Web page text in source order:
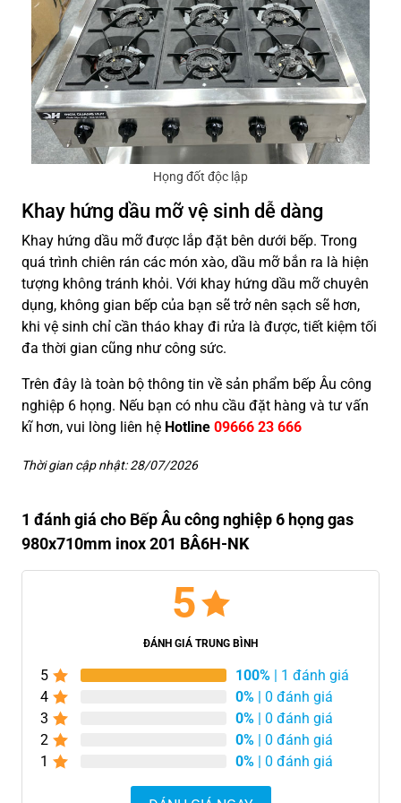
Họng đốt độc lập
Khay hứng dầu mỡ vệ sinh dễ dàng
Khay hứng dầu mỡ được lắp đặt bên dưới bếp. Trong
quá trình chiên rán các món xào, dầu mỡ bắn ra là hiện
tượng không tránh khỏi. Với khay hứng dầu mỡ chuyên
dụng, không gian bếp của bạn sẽ trở nên sạch sẽ hơn,
khi vệ sinh chỉ cần tháo khay đi rửa là được, tiết kiệm tối
đa thời gian cũng như công sức.
Trên đây là toàn bộ thông tin về sản phẩm bếp Âu công
nghiệp 6 họng. Nếu bạn có nhu cầu đặt hàng và tư vấn
kĩ hơn, vui lòng liên hệ Hotline 09666 23 666
Thời gian cập nhật: 28/07/2026
1 đánh giá cho Bếp Âu công nghiệp 6 họng gas
980x710mm inox 201 BÂ6H-NK
5
ĐÁNH GIÁ TRUNG BÌNH
5 100% | 1 đánh giá
4
0% | 0 đánh giá
3
0% | 0 đánh giá
2
0% | 0 đánh giá
1
0% | 0 đánh giá